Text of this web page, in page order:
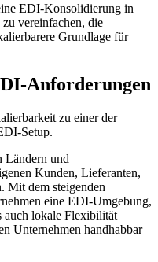
EDI-Konsolidierung in
vereinfachen, die
Grundlage für
Anforderungen
zu einer der
Setup.
Ländern und
Kunden, Lieferanten,
Mit dem steigenden
eine EDI-Umgebung,
auch lokale Flexibilität
Unternehmen handhabbar